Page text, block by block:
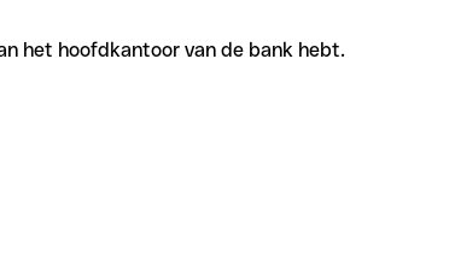
het hoofdkantoor van de bank hebt.